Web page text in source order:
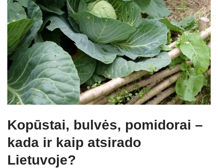
Kopūstai, bulvės, pomidorai –
kada ir kaip atsirado
Lietuvoje?